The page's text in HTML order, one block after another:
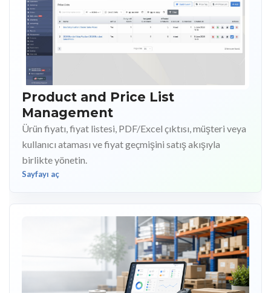
Product and Price List
Management
Ürün fiyatı, fiyat listesi, PDF/Excel çıktısı, müşteri veya
kullanıcı ataması ve fiyat geçmişini satış akışıyla
birlikte yönetin.
Sayfayı aç